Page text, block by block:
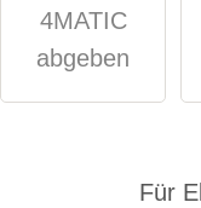
4MATIC
abgeben
Für